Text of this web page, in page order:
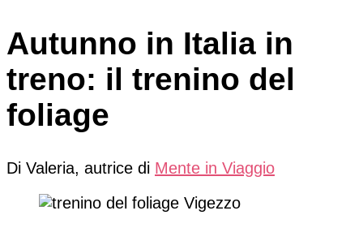
Autunno in Italia in
treno: il trenino del
foliage
Di Valeria, autrice di Mente in Viaggio